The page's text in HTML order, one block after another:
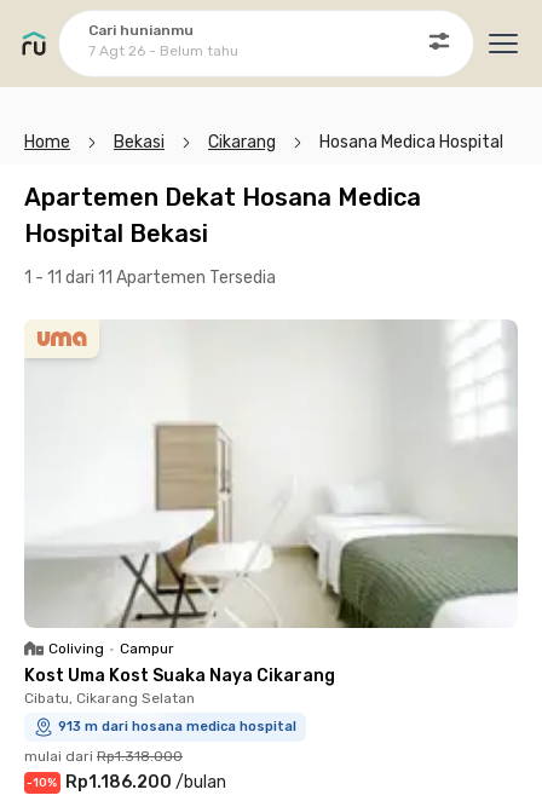
Cari hunianmu
7 Agt 26 - Belum tahu
Home Bekasi Cikarang Hosana Medica Hospital
Apartemen Dekat Hosana Medica
Hospital Bekasi
1 - 11 dari 11 Apartemen Tersedia
Coliving • Campur
Kost Uma Kost Suaka Naya Cikarang
Cibatu, Cikarang Selatan
913 m dari hosana medica hospital
mulai dari Rp1.318.000
-10% Rp1.186.200 /bulan